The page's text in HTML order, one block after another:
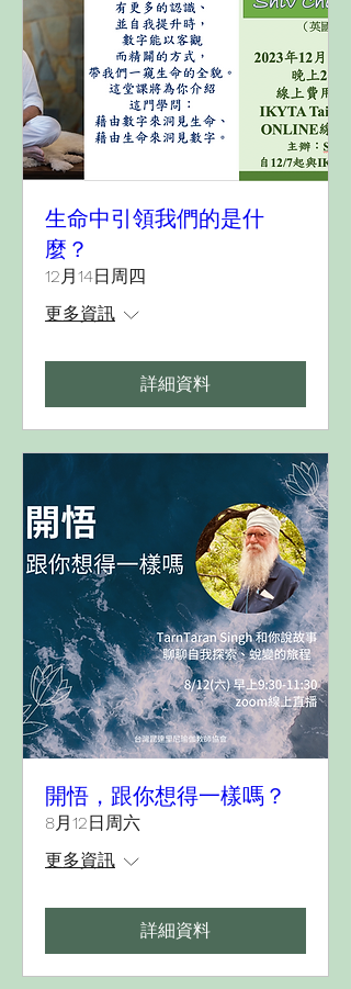
生命中引領我們的是什
麼？
12月14日周四
更多資訊
詳細資料
開悟，跟你想得一樣嗎？
8月12日周六
更多資訊
詳細資料